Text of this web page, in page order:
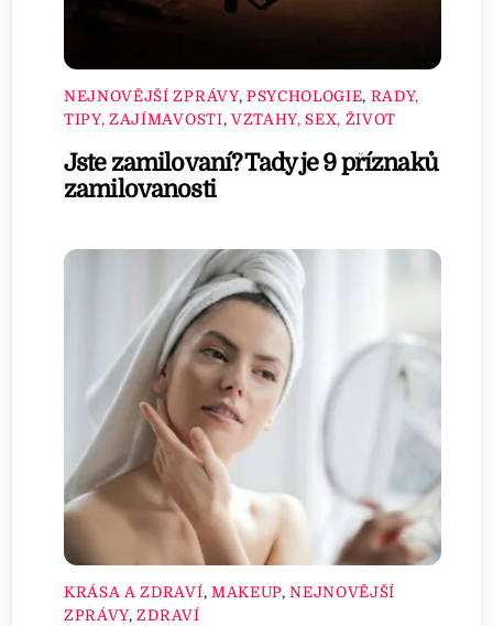
NEJNOVĚJŠÍ ZPRÁVY, PSYCHOLOGIE, RADY,
TIPY, ZAJÍMAVOSTI, VZTAHY, SEX, ŽIVOT
Jste zamilovaní? Tady je 9 příznaků
zamilovanosti
KRÁSA A ZDRAVÍ, MAKEUP,NEJNOVĚJŠÍ
ZPRÁVY,ZDRAVÍ